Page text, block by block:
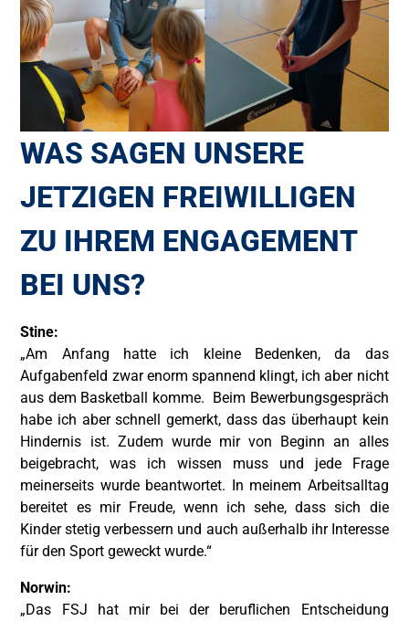
WAS SAGEN UNSERE
JETZIGEN FREIWILLIGEN
ZU IHREM ENGAGEMENT
BEI UNS?
Stine:
„Am Anfang hatte ich kleine Bedenken, da das
Aufgabenfeld zwar enorm spannend klingt, ich aber nicht
aus dem Basketball komme. Beim Bewerbungsgespräch
habe ich aber schnell gemerkt, dass das überhaupt kein
Hindernis ist. Zudem wurde mir von Beginn an alles
beigebracht, was ich wissen muss und jede Frage
meinerseits wurde beantwortet. In meinem Arbeitsalltag
bereitet es mir Freude, wenn ich sehe, dass sich die
Kinder stetig verbessern und auch außerhalb ihr Interesse
für den Sport geweckt wurde.“
Norwin:
„Das FSJ hat mir bei der beruflichen Entscheidung